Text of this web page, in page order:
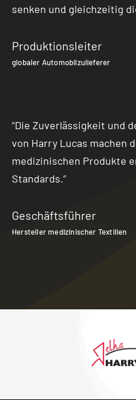
senken und gleichzeitig
Produktionsleiter
globaler Automobilzulieferer
“Die Zuverlässigkeit und
von Harry Lucas machen
medizinischen Produkte
Standards.”
Geschäftsführer
Hersteller medizinischer Textilien